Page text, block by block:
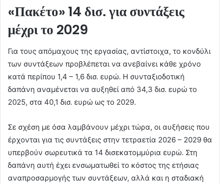
«Πακέτο» 14 δισ. για συντάξεις
μέχρι το 2029
Για τους απόμαχους της εργασίας, αντίστοιχα, το κονδύλι
των συντάξεων προβλέπεται να ανεβαίνει κάθε χρόνο
κατά περίπου 1,4 – 1,6 δισ. ευρώ. Η συνταξιοδοτική
δαπάνη αναμένεται να αυξηθεί από 34,3 δισ. ευρώ το
2025, στα 40,1 δισ. ευρώ ως το 2029.
Σε σχέση με όσα λαμβάνουν μέχρι τώρα, οι αυξήσεις που
έρχονται για τις συντάξεις στην τετραετία 2026 – 2029 θα
υπερβούν σωρευτικά τα 14 δισεκατομμύρια ευρώ. Στη
δαπάνη αυτή έχει ενσωματωθεί το κόστος της ετήσιας
αναπροσαρμογής των συντάξεων, αλλά και η σταδιακή